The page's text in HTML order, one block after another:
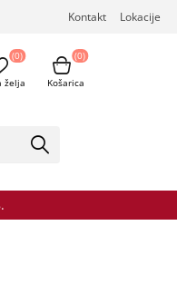
Kontakt Lokacije
želja
(0)
Košarica
(0)